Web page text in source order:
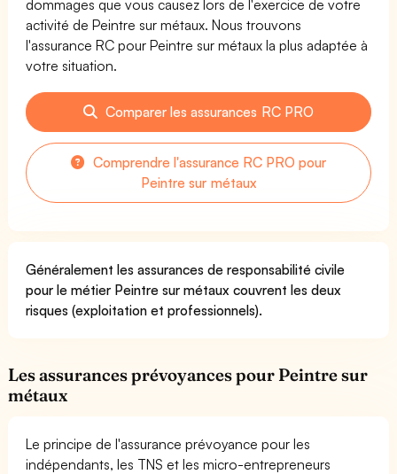
dommages que vous causez lors de l'exercice de votre
activité de Peintre sur métaux. Nous trouvons
l'assurance RC pour Peintre sur métaux la plus adaptée à
votre situation.
Comparer les assurances RC PRO
Comprendre l'assurance RC PRO pour
Peintre sur métaux
Généralement les assurances de responsabilité civile
pour le métier Peintre sur métaux couvrent les deux
risques (exploitation et professionnels).
Les assurances prévoyances pour Peintre sur
métaux
Le principe de l'assurance prévoyance pour les
indépendants, les TNS et les micro-entrepreneurs